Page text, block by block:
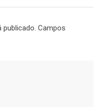
publicado. Campos